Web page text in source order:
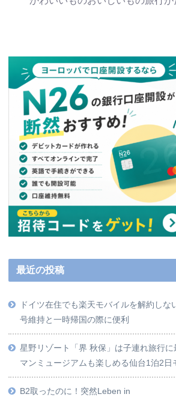
最近の投稿
ドイツ在住でも楽天モバイルを解約しな
号維持と一時帰国の際に便利
星野リゾート「界 秋保」は子連れ旅行
マンミュージアムも楽しめる仙台1泊2日
B2取ったのに！突然Leben in